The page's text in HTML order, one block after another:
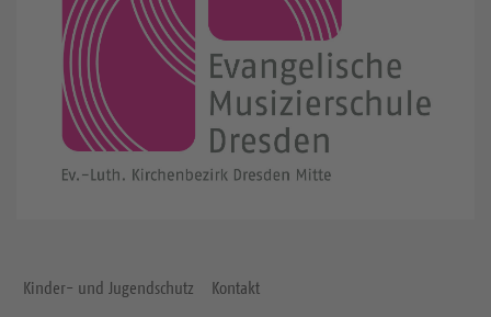
Kinder- und Jugendschutz Kontakt